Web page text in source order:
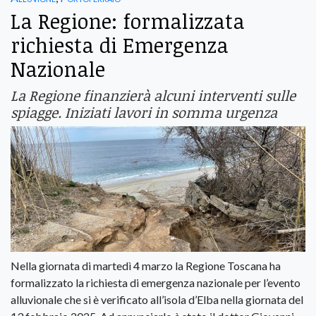
La Regione: formalizzata
richiesta di Emergenza
Nazionale
La Regione finanzierà alcuni interventi sulle
spiagge. Iniziati lavori in somma urgenza
Nella giornata di martedì 4 marzo la Regione Toscana ha
formalizzato la richiesta di emergenza nazionale per l’evento
alluvionale che si è verificato all’isola d’Elba nella giornata del